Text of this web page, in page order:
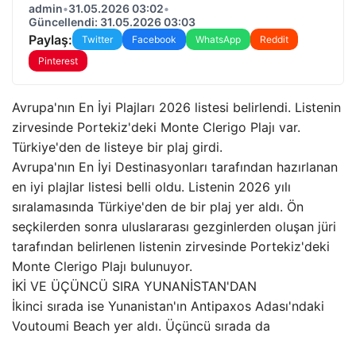
admin•31.05.2026 03:02•
Güncellendi: 31.05.2026 03:03
Paylaş: Twitter Facebook WhatsApp
Reddit
Pinterest
Avrupa'nın En İyi Plajları 2026 listesi belirlendi. Listenin
zirvesinde Portekiz'deki Monte Clerigo Plajı var.
Türkiye'den de listeye bir plaj girdi.
Avrupa'nın En İyi Destinasyonları tarafından hazırlanan
en iyi plajlar listesi belli oldu. Listenin 2026 yılı
sıralamasında Türkiye'den de bir plaj yer aldı. Ön
seçkilerden sonra uluslararası gezginlerden oluşan jüri
tarafından belirlenen listenin zirvesinde Portekiz'deki
Monte Clerigo Plajı bulunuyor.
İKİ VE ÜÇÜNCÜ SIRA YUNANİSTAN'DAN
İkinci sırada ise Yunanistan'ın Antipaxos Adası'ndaki
Voutoumi Beach yer aldı. Üçüncü sırada da